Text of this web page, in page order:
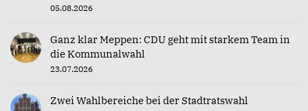
05.08.2026
Ganz klar Meppen: CDU geht mit starkem Team in
die Kommunalwahl
23.07.2026
Zwei Wahlbereiche bei der Stadtratswahl